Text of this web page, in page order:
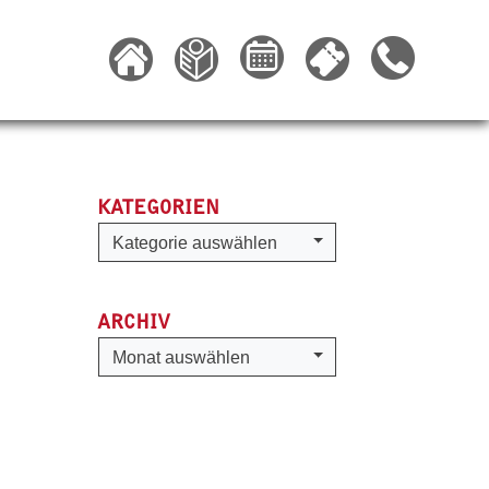
KATEGORIEN
Kategorien
Kategorie auswählen
ARCHIV
Archiv
Monat auswählen